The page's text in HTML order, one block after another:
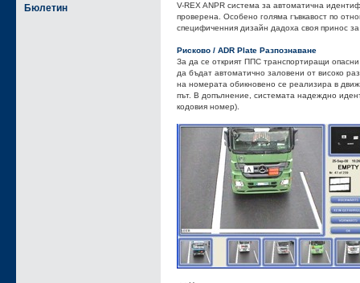
V-REX ANPR система за автоматична
проверена. Особено голяма гъвкавост по
специфиченния дизайн дадоха своя принос за
Рисково / ADR Plate Разпознаване
За да се открият ППС транспортиращи
да бъдат автоматично заловени от високо
на номерата обикновено се реализира в
път. В допълнение, системата надеждно
кодовия номер).
Бюлетин